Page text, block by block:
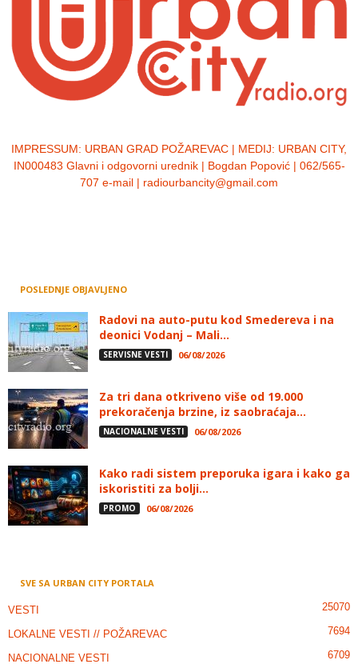
IMPRESSUM: URBAN GRAD POŽAREVAC | MEDIJ: URBAN CITY,
IN000483 Glavni i odgovorni urednik | Bogdan Popović | 062/565-
707 e-mail | radiourbancity@gmail.com
POSLEDNJE OBJAVLJENO
Radovi na auto-putu kod Smedereva i na
deonici Vodanj – Mali...
SERVISNE VESTI 06/08/2026
Za tri dana otkriveno više od 19.000
prekoračenja brzine, iz saobraćaja...
NACIONALNE VESTI 06/08/2026
Kako radi sistem preporuka igara i kako ga
iskoristiti za bolji...
PROMO 06/08/2026
SVE SA URBAN CITY PORTALA
VESTI 25070
LOKALNE VESTI // POŽAREVAC 7694
NACIONALNE VESTI 6709